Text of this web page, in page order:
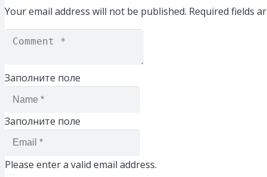
Your email address will not be published. Required fields
Заполните поле
Заполните поле
Please enter a valid email address.